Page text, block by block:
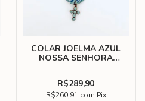
COLAR JOELMA AZUL
NOSSA SENHORA
R$289,90
R$260,91 com Pix